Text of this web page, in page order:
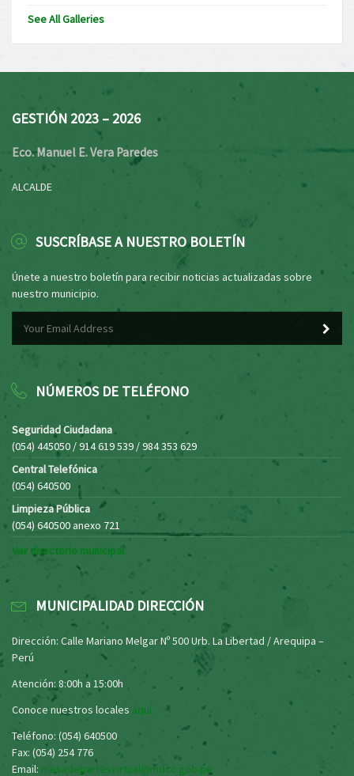
See All Galleries
GESTIÓN 2023 – 2026
Eco. Manuel E. Vera Paredes
ALCALDE
SUSCRÍBASE A NUESTRO BOLETÍN
Únete a nuestro boletín para recibir noticias actualizadas sobre
nuestro municipio.
NÚMEROS DE TELÉFONO
Seguridad Ciudadana
(054) 445050 / 914 619 539 / 984 353 629
Central Telefónica
(054) 640500
Limpieza Pública
(054) 640500 anexo 721
Ver directorio municipal
MUNICIPALIDAD DIRECCIÓN
Dirección: Calle Mariano Melgar Nº 500 Urb. La Libertad / Arequipa –
Perú
Atención: 8:00h a 15:00h
Conoce nuestros locales aquí
Teléfono: (054) 640500
Fax: (054) 254 776
Email: mesadepartesvirtual@mdcc.gob.pe